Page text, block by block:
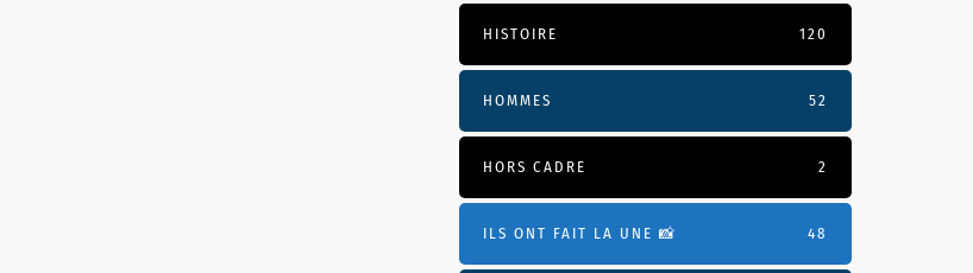
HISTOIRE 120
HOMMES 52
HORS CADRE 2
ILS ONT FAIT LA UNE 📸 48